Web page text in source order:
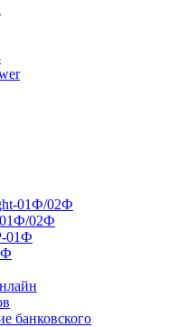
01Ф/02Ф
02Ф
01Ф
Ф
банковского